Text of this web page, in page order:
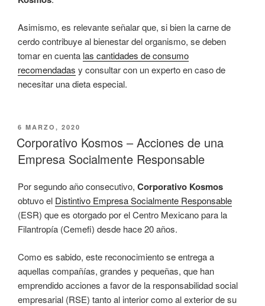
Asimismo, es relevante señalar que, si bien la carne de
cerdo contribuye al bienestar del organismo, se deben
tomar en cuenta las cantidades de consumo
recomendadas y consultar con un experto en caso de
necesitar una dieta especial.
PUBLICADO
EL
6 MARZO, 2020
Corporativo Kosmos – Acciones de una
Empresa Socialmente Responsable
Por segundo año consecutivo, Corporativo Kosmos
obtuvo el Distintivo Empresa Socialmente Responsable
(ESR) que es otorgado por el Centro Mexicano para la
Filantropía (Cemefi) desde hace 20 años.
Como es sabido, este reconocimiento se entrega a
aquellas compañías, grandes y pequeñas, que han
emprendido acciones a favor de la responsabilidad social
empresarial (RSE) tanto al interior como al exterior de su